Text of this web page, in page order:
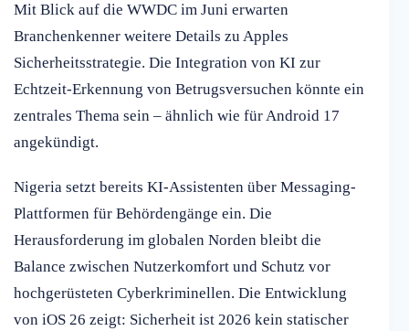
Mit Blick auf die WWDC im Juni erwarten
Branchenkenner weitere Details zu Apples
Sicherheitsstrategie. Die Integration von KI zur
Echtzeit-Erkennung von Betrugsversuchen könnte ein
zentrales Thema sein – ähnlich wie für Android 17
angekündigt.
Nigeria setzt bereits KI-Assistenten über Messaging-
Plattformen für Behördengänge ein. Die
Herausforderung im globalen Norden bleibt die
Balance zwischen Nutzerkomfort und Schutz vor
hochgerüsteten Cyberkriminellen. Die Entwicklung
von iOS 26 zeigt: Sicherheit ist 2026 kein statischer